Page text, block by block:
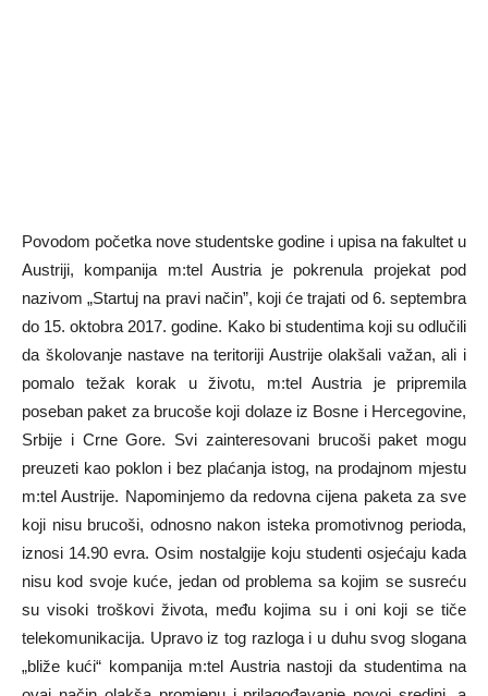
Povodom početka nove studentske godine i upisa na fakultet u
Austriji, kompanija m:tel Austria je pokrenula projekat pod
nazivom „Startuj na pravi način”, koji će trajati od 6. septembra
do 15. oktobra 2017. godine. Kako bi studentima koji su odlučili
da školovanje nastave na teritoriji Austrije olakšali važan, ali i
pomalo težak korak u životu, m:tel Austria je pripremila
poseban paket za brucoše koji dolaze iz Bosne i Hercegovine,
Srbije i Crne Gore. Svi zainteresovani brucoši paket mogu
preuzeti kao poklon i bez plaćanja istog, na prodajnom mjestu
m:tel Austrije. Napominjemo da redovna cijena paketa za sve
koji nisu brucoši, odnosno nakon isteka promotivnog perioda,
iznosi 14.90 evra. Osim nostalgije koju studenti osjećaju kada
nisu kod svoje kuće, jedan od problema sa kojim se susreću
su visoki troškovi života, među kojima su i oni koji se tiče
telekomunikacija. Upravo iz tog razloga i u duhu svog slogana
„bliže kući“ kompanija m:tel Austria nastoji da studentima na